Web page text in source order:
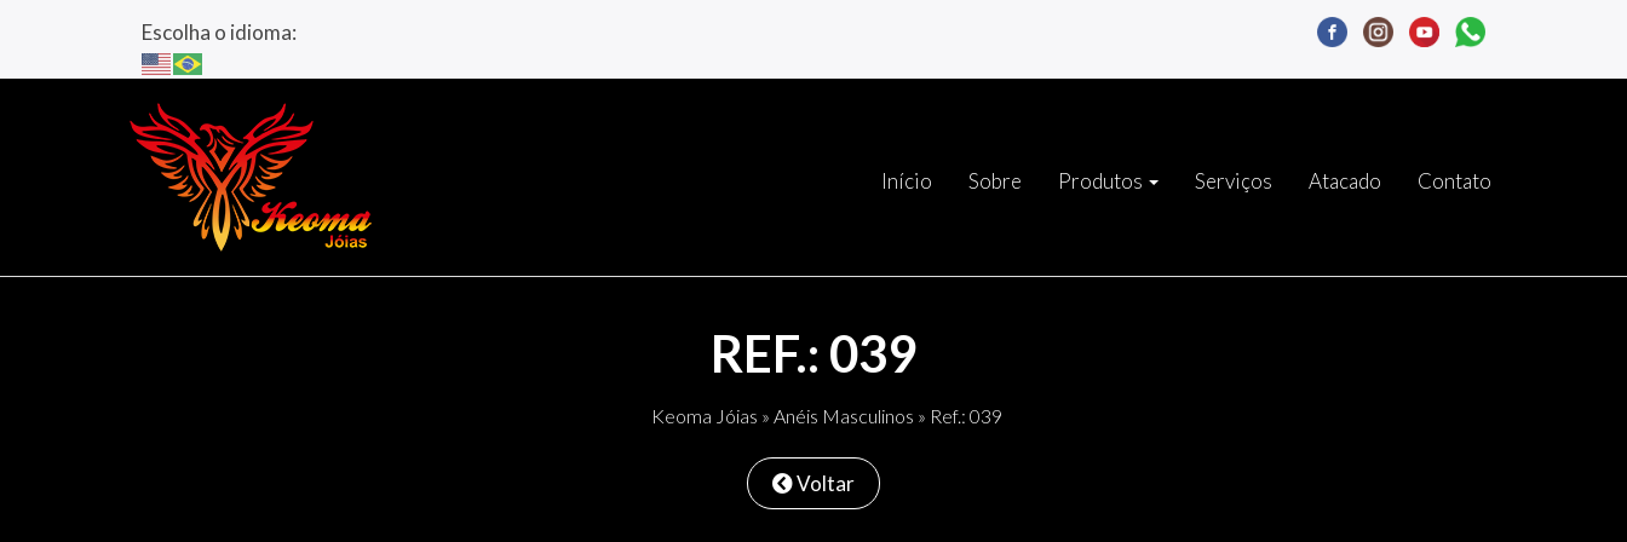
Escolha o idioma:
Início Sobre Produtos Serviços Atacado Contato
REF.: 039
Keoma Jóias » Anéis Masculinos » Ref.: 039
Voltar